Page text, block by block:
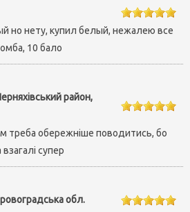
но нету, купил белый, нежалею все
10 бало
район,
треба обережніше поводитись, бо
супер
обл.